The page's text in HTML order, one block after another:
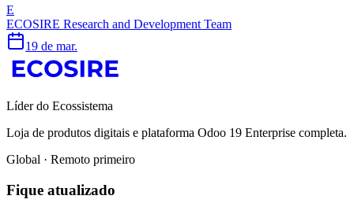
E
ECOSIRE Research and Development Team
19 de mar.
Líder do Ecossistema
Loja de produtos digitais e plataforma Odoo 19 Enterprise completa.
Global · Remoto primeiro
Fique atualizado